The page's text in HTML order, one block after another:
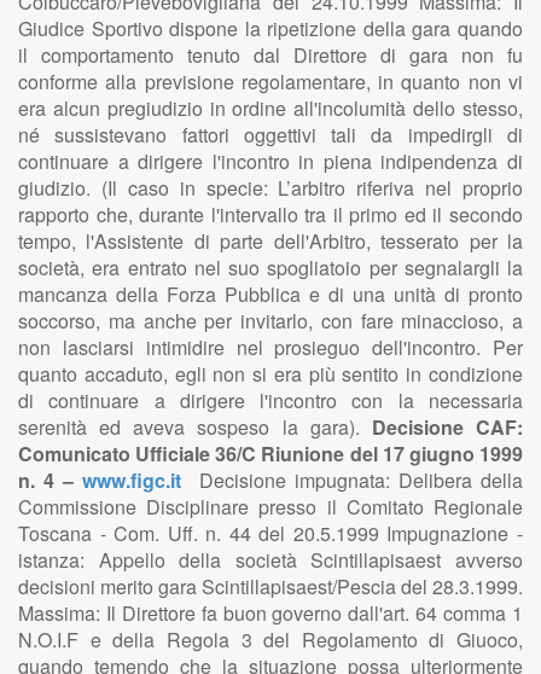
Giudice Sportivo dispone la ripetizione della gara quando
il comportamento tenuto dal Direttore di gara non fu
conforme alla previsione regolamentare, in quanto non vi
era alcun pregiudizio in ordine all'incolumità dello stesso,
né sussistevano fattori oggettivi tali da impedirgli di
continuare a dirigere l'incontro in piena indipendenza di
giudizio. (Il caso in specie: L’arbitro riferiva nel proprio
rapporto che, durante l'intervallo tra il primo ed il secondo
tempo, l'Assistente di parte dell'Arbitro, tesserato per la
società, era entrato nel suo spogliatoio per segnalargli la
mancanza della Forza Pubblica e di una unità di pronto
soccorso, ma anche per invitarlo, con fare minaccioso, a
non lasciarsi intimidire nel prosieguo dell'incontro. Per
quanto accaduto, egli non si era più sentito in condizione
di continuare a dirigere l'incontro con la necessaria
serenità ed aveva sospeso la gara). Decisione CAF:
Comunicato Ufficiale 36/C Riunione del 17 giugno 1999
n. 4 –www.figc.it
Decisione impugnata: Delibera della
Commissione Disciplinare presso il Comitato Regionale
Toscana - Com. Uff. n. 44 del 20.5.1999 Impugnazione -
istanza: Appello della società Scintillapisaest avverso
decisioni merito gara Scintillapisaest/Pescia del 28.3.1999.
Massima: Il Direttore fa buon governo dall'art. 64 comma 1
N.O.I.F e della Regola 3 del Regolamento di Giuoco,
quando temendo che la situazione possa ulteriormente